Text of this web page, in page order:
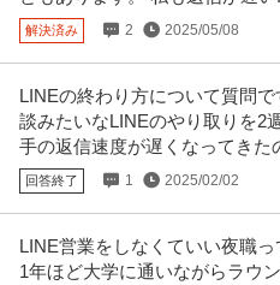
解決済み 2 2025/05/08
LINEの終わり方について質問
談みたいなLINEのやり取りを2
手の返信速度が遅くなってきた
回答終了 1 2025/02/02
LINE営業をしなくていい夜職っ
1年ほど大学に通いながらラウ